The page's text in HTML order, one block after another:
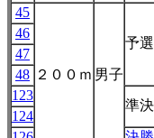
45
２００ｍ 男子
予選
46
47
48
123
準
124